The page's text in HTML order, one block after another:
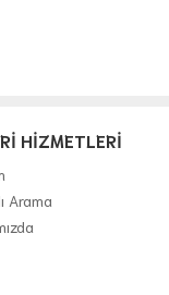
HİZMETLERİ
Arama